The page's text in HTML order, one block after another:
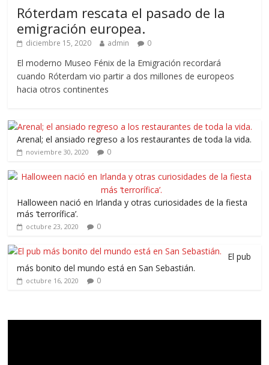
Róterdam rescata el pasado de la
emigración europea.
diciembre 15, 2020 admin 0
El moderno Museo Fénix de la Emigración recordará
cuando Róterdam vio partir a dos millones de europeos
hacia otros continentes
Arenal; el ansiado regreso a los restaurantes de toda la vida.
noviembre 30, 2020 0
Halloween nació en Irlanda y otras curiosidades de la fiesta
más ‘terrorífica’.
octubre 23, 2020 0
El pub
más bonito del mundo está en San Sebastián.
octubre 16, 2020 0